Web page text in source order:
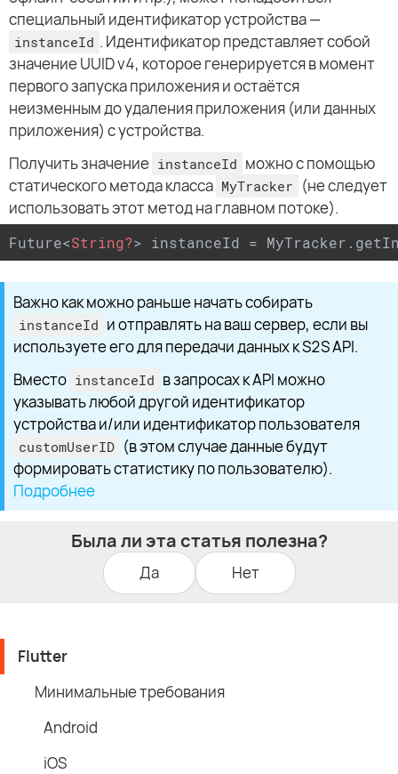
специальный идентификатор устройства —
instanceId . Идентификатор представляет собой
значение UUID v4, которое генерируется в момент
первого запуска приложения и остаётся
неизменным до удаления приложения (или данных
приложения) с устройства.
Получить значение instanceId можно с помощью
статического метода класса MyTracker (не следует
использовать этот метод на главном потоке).
Future<String?> instanceId =
Важно как можно раньше начать собирать
instanceId и отправлять на ваш сервер, если вы
используете его для передачи данных к S2S API.
Вместо instanceId в запросах к API можно
указывать любой другой идентификатор
устройства и/или идентификатор пользователя
customUserID (в этом случае данные будут
формировать статистику по пользователю).
Подробнее
Была ли эта статья полезна?
Да Нет
Flutter
Минимальные требования
Android
iOS